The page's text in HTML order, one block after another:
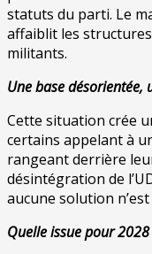
statuts du parti. Le
affaiblit les
militants.
Une base désorientée,
Cette situation crée
certains appelant à
rangeant derrière
désintégration de
aucune solution
Quelle issue pour 2028